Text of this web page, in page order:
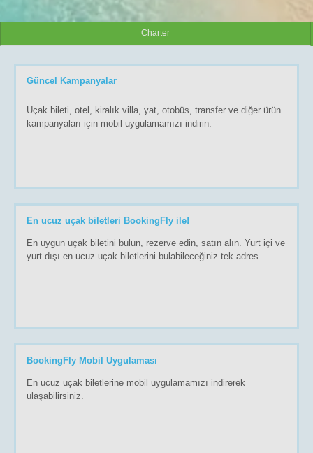
Charter
Güncel Kampanyalar
Uçak bileti, otel, kiralık villa, yat, otobüs, transfer ve diğer ürün
kampanyaları için mobil uygulamamızı indirin.
En ucuz uçak biletleri BookingFly ile!
En uygun uçak biletini bulun, rezerve edin, satın alın. Yurt içi ve
yurt dışı en ucuz uçak biletlerini bulabileceğiniz tek adres.
BookingFly Mobil Uygulaması
En ucuz uçak biletlerine mobil uygulamamızı indirerek
ulaşabilirsiniz.